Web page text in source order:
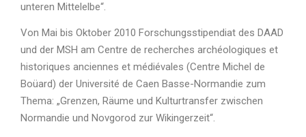
unteren Mittelelbe“.
Von Mai bis Oktober 2010 Forschungsstipendiat des DAAD
und der MSH am Centre de recherches archéologiques et
historiques anciennes et médiévales (Centre Michel de
Boüard) der Université de Caen Basse-Normandie zum
Thema: „Grenzen, Räume und Kulturtransfer zwischen
Normandie und Novgorod zur Wikingerzeit“.